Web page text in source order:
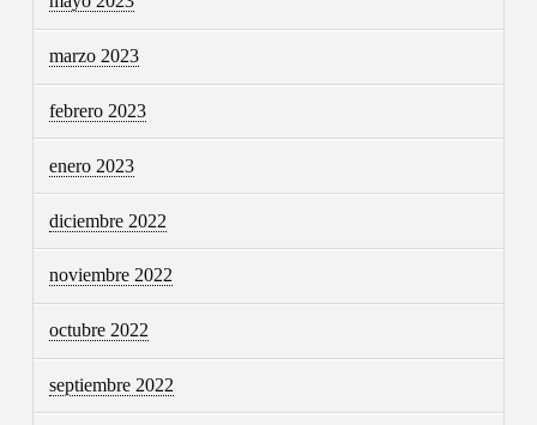
marzo 2023
febrero 2023
enero 2023
diciembre 2022
noviembre 2022
octubre 2022
septiembre 2022